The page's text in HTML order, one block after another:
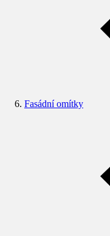
Fasádní omítky